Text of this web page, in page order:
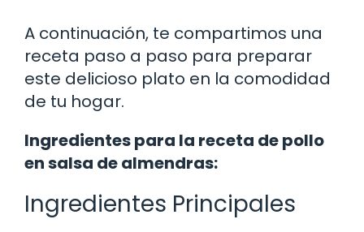
A continuación, te compartimos una
receta paso a paso para preparar
este delicioso plato en la comodidad
de tu hogar.
Ingredientes para la receta de pollo
en salsa de almendras:
Ingredientes Principales